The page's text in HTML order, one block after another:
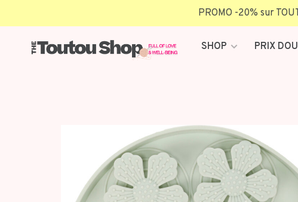
PROMO -20% sur
SHOP PRIX